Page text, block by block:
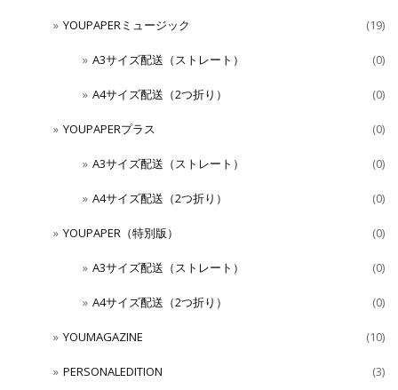
YOUPAPERミュージック (19)
A3サイズ配送（ストレート） (0)
A4サイズ配送（2つ折り） (0)
YOUPAPERプラス (0)
A3サイズ配送（ストレート） (0)
A4サイズ配送（2つ折り） (0)
YOUPAPER（特別版） (0)
A3サイズ配送（ストレート） (0)
A4サイズ配送（2つ折り） (0)
YOUMAGAZINE (10)
PERSONALEDITION (3)